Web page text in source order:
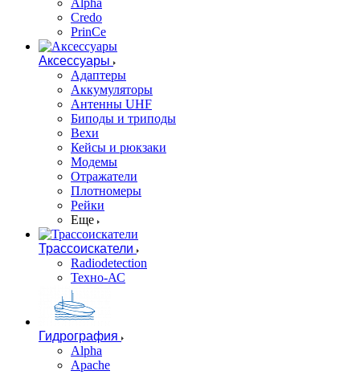
Alpha
Credo
PrinCe
Аксессуары
Адаптеры
Аккумуляторы
Антенны UHF
Биподы и триподы
Вехи
Кейсы и рюкзаки
Модемы
Отражатели
Плотномеры
Рейки
Еще
Трассоискатели
Radiodetection
Техно-АС
Гидрография
Alpha
Apache